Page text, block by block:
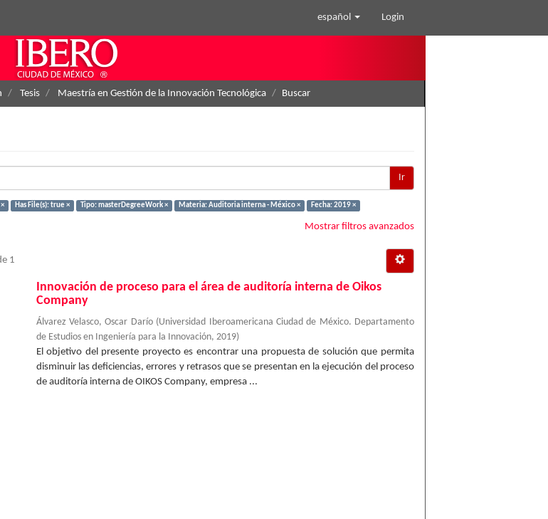
español Login
Tesis Maestría en Gestión de la Innovación Tecnológica Buscar
Ir
Has File(s): true × Tipo: masterDegreeWork × Materia: Auditoria interna - México × Fecha: 2019 ×
Mostrar filtros avanzados
1
Innovación de proceso para el área de auditoría interna de Oikos
Company
Álvarez Velasco, Oscar Darío (Universidad Iberoamericana Ciudad de México. Departamento
de Estudios en Ingeniería para la Innovación, 2019)
El objetivo del presente proyecto es encontrar una propuesta de solución que permita
disminuir las deficiencias, errores y retrasos que se presentan en la ejecución del proceso
de auditoría interna de OIKOS Company, empresa ...